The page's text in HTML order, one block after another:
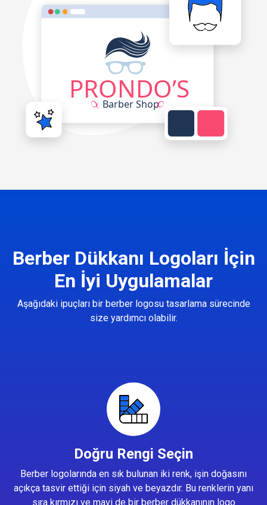
Berber Dükkanı Logoları İçin
En İyi Uygulamalar
Aşağıdaki ipuçları bir berber logosu tasarlama sürecinde
size yardımcı olabilir.
Doğru Rengi Seçin
Berber logolarında en sık bulunan iki renk, işin doğasını
açıkça tasvir ettiği için siyah ve beyazdır. Bu renklerin yanı
sıra kırmızı ve mavi de bir berber dükkanının logo